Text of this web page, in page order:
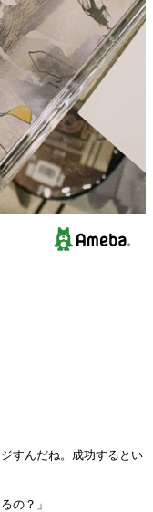
すんだね。成功するとい
の？」